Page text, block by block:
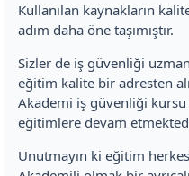
Kullanılan kaynakların
adım daha öne taşımıştır.
Sizler de iş güvenliği
eğitim kalite bir adresten
Akademi iş güvenliği
eğitimlere devam
Unutmayın ki eğitim